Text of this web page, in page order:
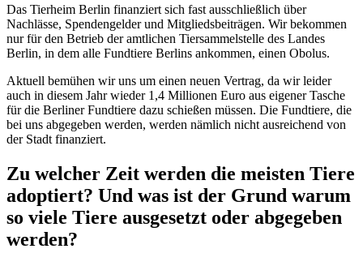
Das Tierheim Berlin finanziert sich fast ausschließlich über
Nachlässe, Spendengelder und Mitgliedsbeiträgen. Wir bekommen
nur für den Betrieb der amtlichen Tiersammelstelle des Landes
Berlin, in dem alle Fundtiere Berlins ankommen, einen Obolus.
Aktuell bemühen wir uns um einen neuen Vertrag, da wir leider
auch in diesem Jahr wieder 1,4 Millionen Euro aus eigener Tasche
für die Berliner Fundtiere dazu schießen müssen. Die Fundtiere, die
bei uns abgegeben werden, werden nämlich nicht ausreichend von
der Stadt finanziert.
Zu welcher Zeit werden die meisten Tiere
adoptiert? Und was ist der Grund warum
so viele Tiere ausgesetzt oder abgegeben
werden?